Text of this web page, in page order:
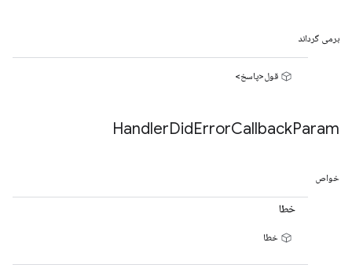
برمی گرداند
قول<پاسخ>
HandlerDidErrorCallbackParam
خواص
خطا
خطا